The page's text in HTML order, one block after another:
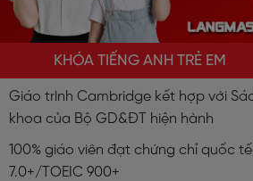
KHÓA TIẾNG ANH TRẺ EM
Giáo trình Cambridge kết hợp với
khoa của Bộ GD&ĐT hiện hành
100% giáo viên đạt chứng chỉ quốc tế
7.0+/TOEIC 900+